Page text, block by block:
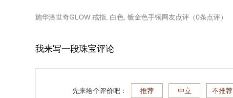
施华洛世奇GLOW 戒指, 白色, 镀金色手镯网友点评（0条点评）
我来写一段珠宝评论
先来给个评价吧： 推荐 中立 不推荐